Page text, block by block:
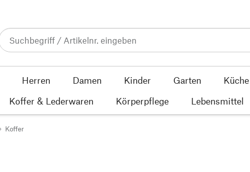
Herren Damen Kinder Garten Küche
Koffer & Lederwaren Körperpflege Lebensmittel
Koffer